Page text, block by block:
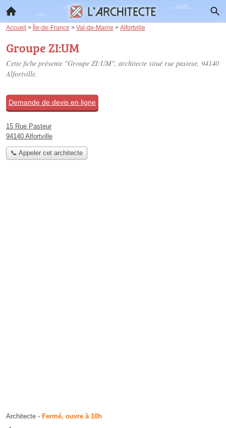
Accueil > Île-de-France > Val-de-Marne > Alfortville
Groupe ZI:UM
Cette fiche présente "Groupe ZI:UM", architecte situé rue pasteur, 94140
Alfortville.
Demande de devis en ligne
15 Rue Pasteur
94140 Alfortville
📞 Appeler cet architecte
Architecte - Fermé, ouvre à 10h